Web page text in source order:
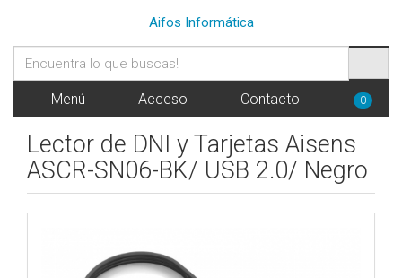
Aifos Informática
Menú Acceso Contacto 0
Lector de DNI y Tarjetas Aisens
ASCR-SN06-BK/ USB 2.0/ Negro